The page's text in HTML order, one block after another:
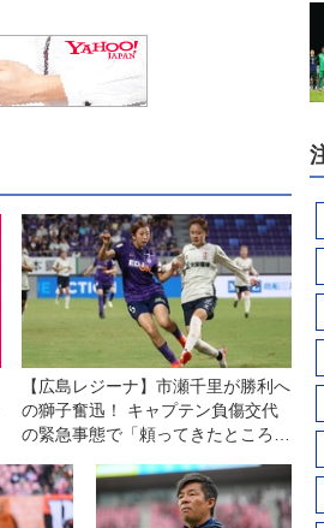
【広島レジーナ】市瀬千里が勝利へ
の獅子奮迅！ キャプテン負傷交代
の緊急事態で「頼ってきたところ